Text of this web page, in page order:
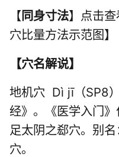
【 同身寸法】点击
穴比量方法示范图】
【穴名解说】
地机穴 Dì jī（SP8
经》。《医学入门》
足太阴之郄穴。别
穴。